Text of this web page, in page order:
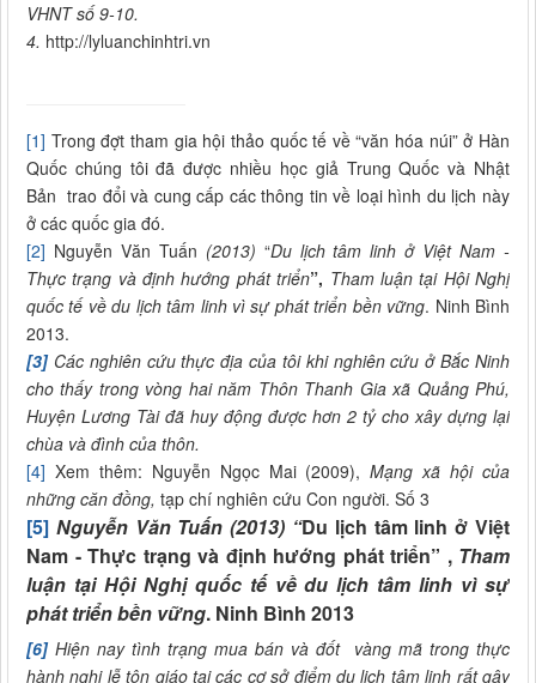
VHNT số 9-10.
4. http://lyluanchinhtri.vn
[1] Trong đợt tham gia hội thảo quốc tế về “văn hóa núi” ở Hàn
Quốc chúng tôi đã được nhiều học giả Trung Quốc và Nhật
Bản trao đổi và cung cấp các thông tin về loại hình du lịch này
ở các quốc gia đó.
[2] Nguyễn Văn Tuấn (2013) “Du lịch tâm linh ở Việt Nam -
Thực trạng và định hướng phát triển”, Tham luận tại Hội Nghị
quốc tế về du lịch tâm linh vì sự phát triển bền vững. Ninh Bình
2013.
[3]Các nghiên cứu thực địa của tôi khi nghiên cứu ở Bắc Ninh
cho thấy trong vòng hai năm Thôn Thanh Gia xã Quảng Phú,
Huyện Lương Tài đã huy động được hơn 2 tỷ cho xây dựng lại
chùa và đình của thôn.
[4] Xem thêm: Nguyễn Ngọc Mai (2009),Mạng xã hội của
những căn đồng, tạp chí nghiên cứu Con người. Số 3
[5] Nguyễn Văn Tuấn (2013) “Du lịch tâm linh ở Việt
Nam - Thực trạng và định hướng phát triển” , Tham
luận tại Hội Nghị quốc tế về du lịch tâm linh vì sự
phát triển bền vững. Ninh Bình 2013
[6]Hiện nay tình trạng mua bán và đốt vàng mã trong thực
hành nghi lễ tôn giáo tại các cơ sở điểm du lịch tâm linh rất gây